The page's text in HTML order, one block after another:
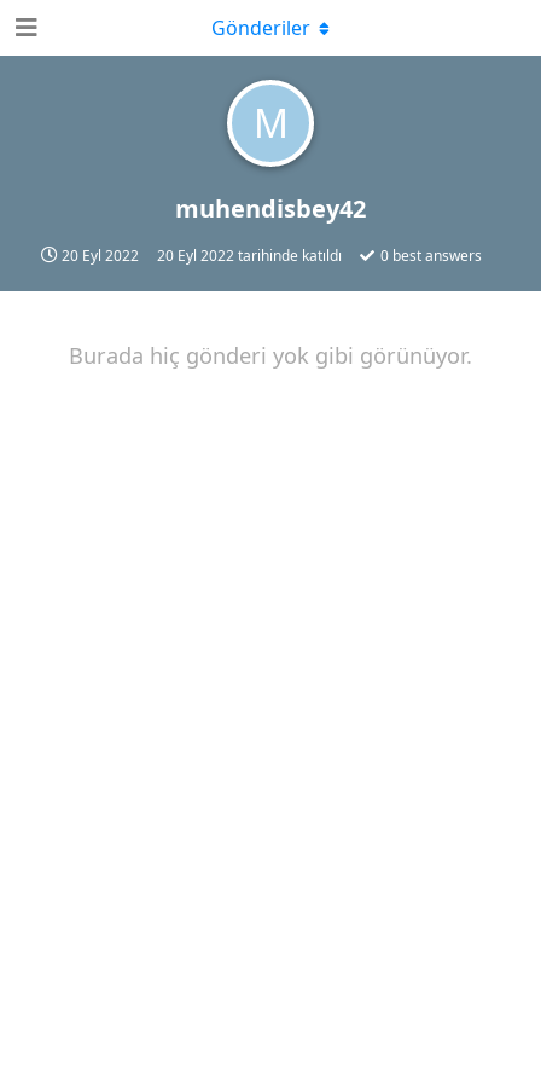
M
muhendisbey42
20 Eyl 2022 20 Eyl 2022tarihinde katıldı 0 best answers
Gönderiler
Burada hiç gönderi yok gibi görünüyor.